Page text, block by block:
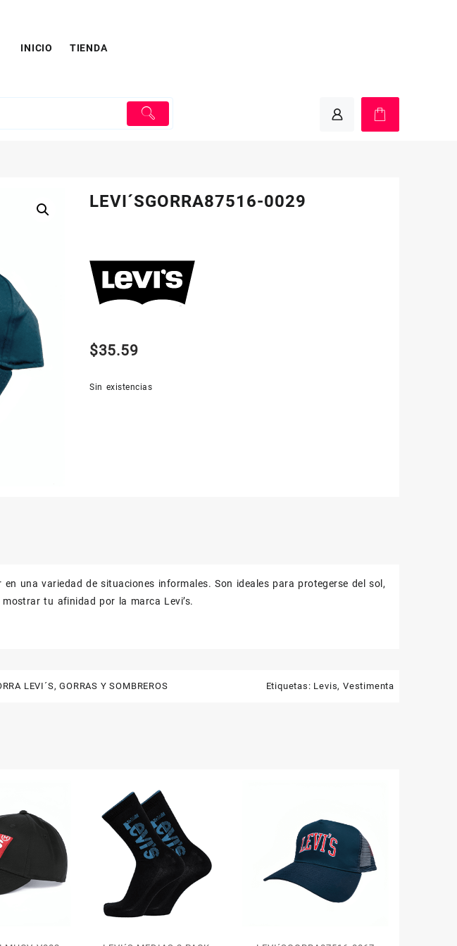
INICIO TIENDA
LEVI´SGORRA87516-0029
$35.59
Sin existencias
una variedad de situaciones informales. Son ideales para protegerse del sol,
tu afinidad por la marca Levi’s.
LEVI´S,GORRAS Y SOMBREROS Etiquetas: Levis, Vestimenta